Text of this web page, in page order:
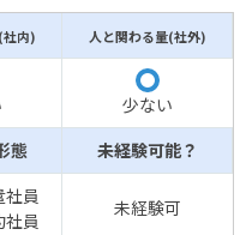
社内) 人と関わる量(社外)
少ない
態 未経験可能？
社員
社員
未経験可